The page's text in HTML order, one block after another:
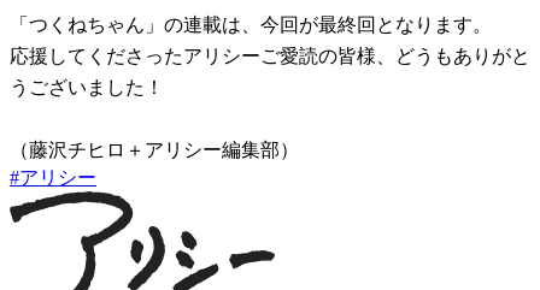
「つくねちゃん」の連載は、今回が最終回となります。
応援してくださったアリシーご愛読の皆様、どうもありがと
うございました！
（藤沢チヒロ＋アリシー編集部）
#アリシー